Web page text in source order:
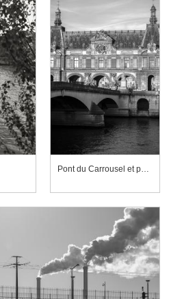
Pont du Carrousel et palais du Louvre